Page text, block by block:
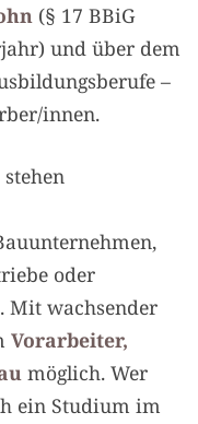
(§ 17 BBiG
und über dem
–
innen.
oder
Mit wachsender
Vorarbeiter,
möglich. Wer
ein Studium im